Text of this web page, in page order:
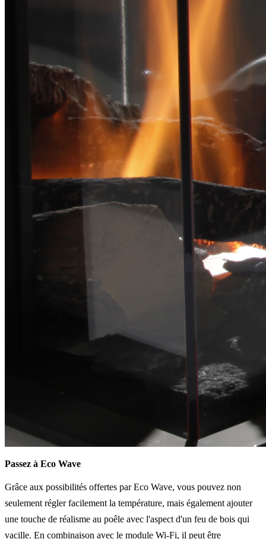
Passez à Eco Wave
Grâce aux possibilités offertes par Eco Wave, vous pouvez non
seulement régler facilement la température, mais également ajouter
une touche de réalisme au poêle avec l'aspect d'un feu de bois qui
vacille. En combinaison avec le module Wi-Fi, il peut être